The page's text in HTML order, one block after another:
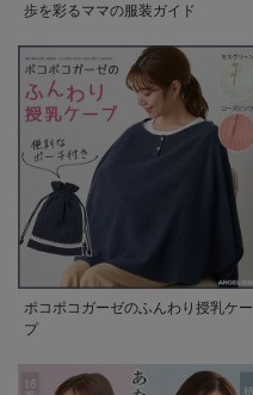
歩を彩るママの服装ガイド
ポコポコガーゼのふんわり授乳ケー
プ